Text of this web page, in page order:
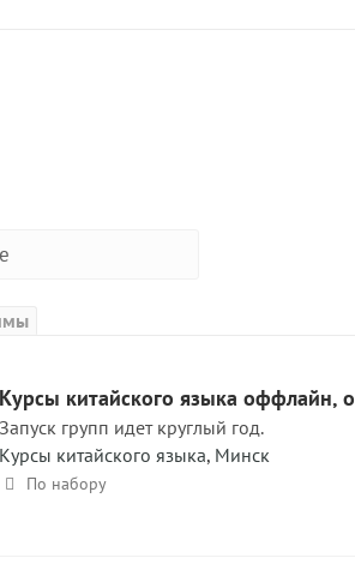
Курсы китайского языка оффлайн,
Запуск групп идет круглый год.
Курсы китайского языка, Минск
По набору